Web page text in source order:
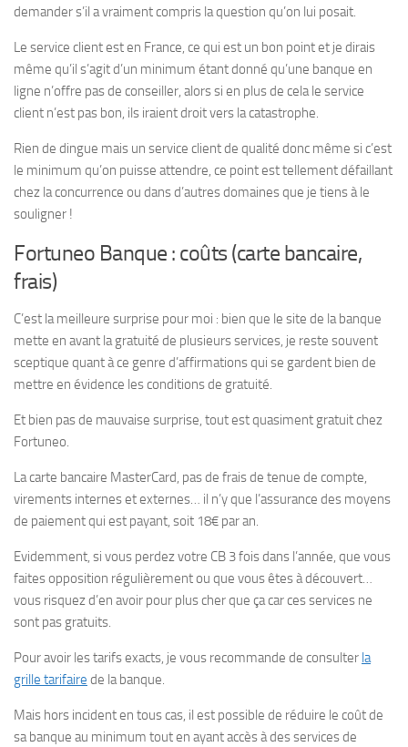
demander s’il a vraiment compris la question qu’on lui posait.
Le service client est en France, ce qui est un bon point et je dirais
même qu’il s’agit d’un minimum étant donné qu’une banque en
ligne n’offre pas de conseiller, alors si en plus de cela le service
client n’est pas bon, ils iraient droit vers la catastrophe.
Rien de dingue mais un service client de qualité donc même si c’est
le minimum qu’on puisse attendre, ce point est tellement défaillant
chez la concurrence ou dans d’autres domaines que je tiens à le
souligner !
Fortuneo Banque : coûts (carte bancaire,
frais)
C’est la meilleure surprise pour moi : bien que le site de la banque
mette en avant la gratuité de plusieurs services, je reste souvent
sceptique quant à ce genre d’affirmations qui se gardent bien de
mettre en évidence les conditions de gratuité.
Et bien pas de mauvaise surprise, tout est quasiment gratuit chez
Fortuneo.
La carte bancaire MasterCard, pas de frais de tenue de compte,
virements internes et externes… il n’y que l’assurance des moyens
de paiement qui est payant, soit 18€ par an.
Evidemment, si vous perdez votre CB 3 fois dans l’année, que vous
faites opposition régulièrement ou que vous êtes à découvert…
vous risquez d’en avoir pour plus cher que ça car ces services ne
sont pas gratuits.
Pour avoir les tarifs exacts, je vous recommande de consulter la
grille tarifaire de la banque.
Mais hors incident en tous cas, il est possible de réduire le coût de
sa banque au minimum tout en ayant accès à des services de